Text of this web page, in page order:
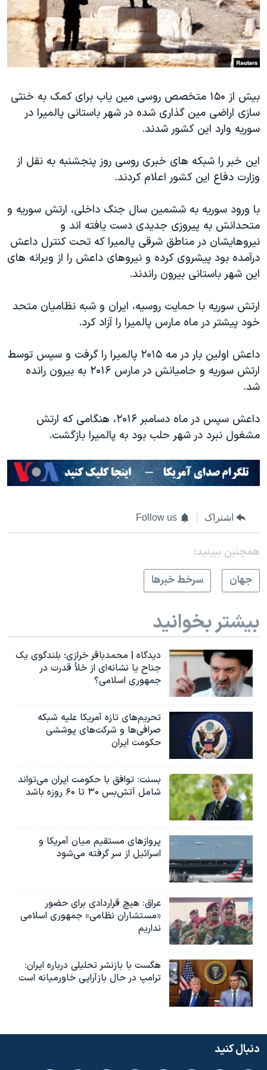
فرهنگ و زندگی
حقوق شهروندی
اقتصادی
اسرائیل در جنگ
گالری عکس
مستندها
انتخابات ریاست جمهوری آمریکا ۲۰۲۴
حمله جمهوری اسلامی به اسرائیل
ورزش زنان در ایران
اعتراضات زن، زندگی، آزادی
تریبونال مردمی آبان ۹۸
دادگاه حمید نوری
چهل سال گروگان‌گیری
قانون شفافیت دارائی کادر رهبری ایران
اعتراضات مردمی آبان ۹۸
اسرائیل در جنگ
همایش محافظه‌کاران آمریکا «سی‌پک»
سفر پرزیدنت ترامپ به چین
دنبال کنید
زبانهای مختلفبیش از ۱۵۰ متخصص روسی مین یاب برای کمک به خنثی
سازی اراضی مین گذاری شده در شهر باستانی پالمیرا در
سوریه وارد این کشور شدند.
این خبر را شبکه های خبری روسی روز پنجشنبه به نقل از
وزارت دفاع این کشور اعلام کردند.
با ورود سوریه به ششمین سال جنگ داخلی، ارتش سوریه و
متحدانش به پیروزی جدیدی دست یافته اند و
نیروهایشان در مناطق شرقی پالمیرا که تحت کنترل داعش
درآمده بود پیشروی کرده و نیروهای داعش را از ویرانه های
این شهر باستانی بیرون راندند.
ارتش سوریه با حمایت روسیه، ایران و شبه نظامیان متحد
خود پیشتر در ماه مارس پالمیرا را آزاد کرد.
داعش اولین بار در مه ۲۰۱۵ پالمیرا را گرفت و سپس توسط
ارتش سوریه و حامیانش در مارس ۲۰۱۶ به بیرون رانده
شد.
داعش سپس در ماه دسامبر ۲۰۱۶، هنگامی که ارتش
مشغول نبرد در شهر حلب بود به پالمیرا بازگشت.
اشتراک Follow us
همچنبن ببینید:
جهان
سرخط خبرها
بیشتر بخوانید
دیدگاه | محمدباقر خرازی؛ بلندگوی یک
جناح یا نشانه‌ای از خلأ قدرت در
جمهوری اسلامی؟
تحریم‌های تازه آمریکا علیه شبکه
صرافی‌ها و شرکت‌های پوششی
حکومت ایران
بسنت: توافق با حکومت ایران می‌تواند
شامل آتش‌بس ۳۰ تا ۶۰ روزه باشد
پروازهای مستقیم میان آمریکا و
اسرائیل از سر گرفته می‌شود
عراق: هیچ قراردادی برای حضور
«مستشاران نظامی» جمهوری اسلامی
نداریم
هگست با بازنشر تحلیلی درباره ایران:
ترامپ در حال بازآرایی خاورمیانه است
دنبال کنید